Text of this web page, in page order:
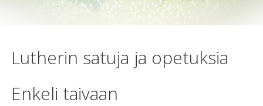
Lutherin satuja ja opetuksia
Enkeli taivaan